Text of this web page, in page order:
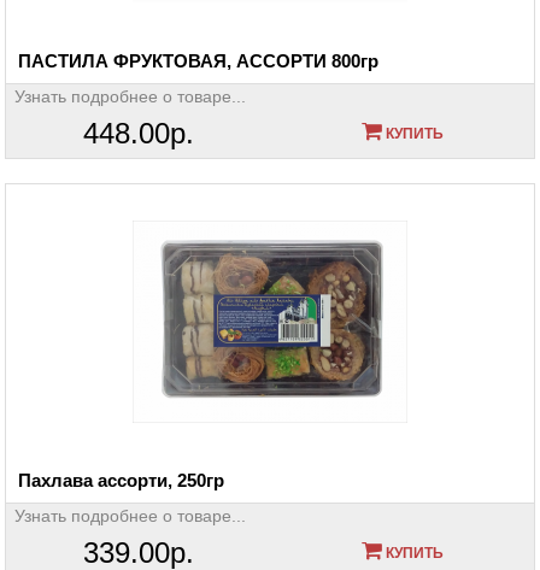
ПАСТИЛА ФРУКТОВАЯ, АССОРТИ 800гр
Узнать подробнее о товаре...
448.00р. КУПИТЬ
Пахлава ассорти, 250гр
Узнать подробнее о товаре...
339.00р. КУПИТЬ